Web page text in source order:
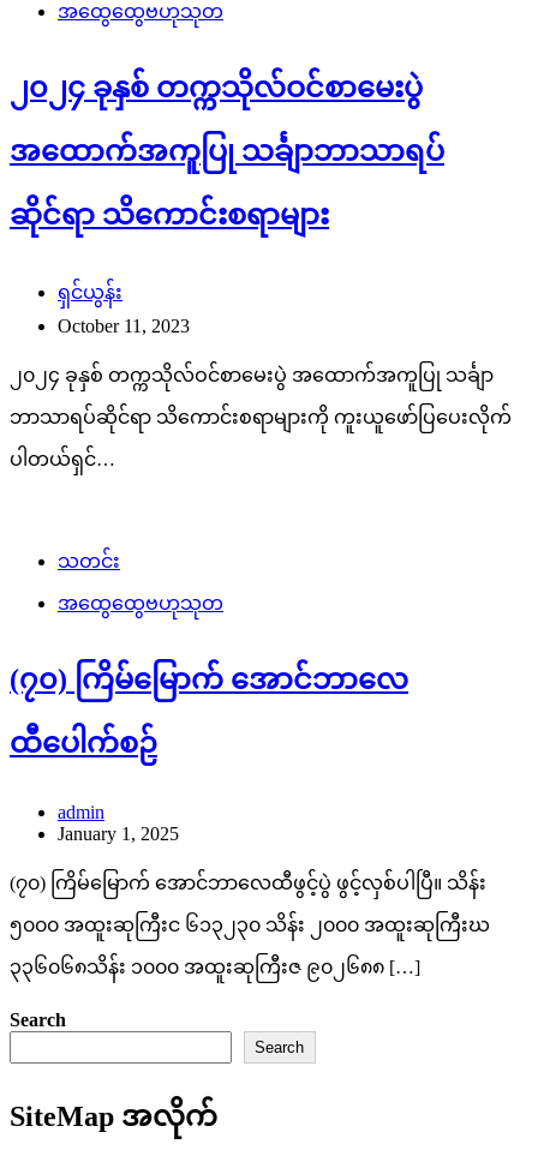
အထွေထွေဗဟုသုတ
၂၀၂၄ ခုနှစ် တက္ကသိုလ်ဝင်စာမေးပွဲ
အထောက်အကူပြု သင်္ချာဘာသာရပ်
ဆိုင်ရာ သိကောင်းစရာများ
ရှင်ယွန်း
October 11, 2023
၂၀၂၄ ခုနှစ် တက္ကသိုလ်ဝင်စာမေးပွဲ အထောက်အကူပြု သင်္ချာ
ဘာသာရပ်ဆိုင်ရာ သိကောင်းစရာများကို ကူးယူဖော်ပြပေးလိုက်
ပါတယ်ရှင်…
သတင်း
အထွေထွေဗဟုသုတ
(၇၀) ကြိမ်မြောက် အောင်ဘာလေ
ထီပေါက်စဉ်
admin
January 1, 2025
(၇၀) ကြိမ်မြောက် အောင်ဘာလေထီဖွင့်ပွဲ ဖွင့်လှစ်ပါပြီ။ သိန်း
၅၀၀၀ အထူးဆုကြီးင ၆၁၃၂၃၀ သိန်း ၂၀၀၀ အထူးဆုကြီးဃ
၃၃၆၀၆၈သိန်း ၁၀၀၀ အထူးဆုကြီးဇ ၉၀၂၆၈၈ […]
Search
Search
SiteMap အလိုက်